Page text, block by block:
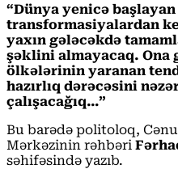
“Dünya yenicə
transformasiyalardan
yaxın gələcəkdə
şəklini almayacaq. Ona
ölkələrinin yaranan
hazırlıq dərəcəsini
çalışacağıq…”
Bu barədə politoloq,
Mərkəzinin rəhbəri
səhifəsində yazıb.